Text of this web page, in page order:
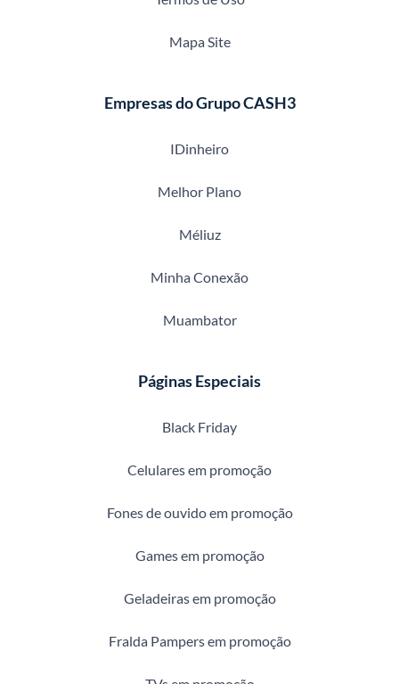
Mapa Site
Empresas do Grupo CASH3
IDinheiro
Melhor Plano
Méliuz
Minha Conexão
Muambator
Páginas Especiais
Black Friday
Celulares em promoção
Fones de ouvido em promoção
Games em promoção
Geladeiras em promoção
Fralda Pampers em promoção